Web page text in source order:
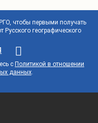
чтобы первыми получать
географического
с Политикой в отношении
данных.